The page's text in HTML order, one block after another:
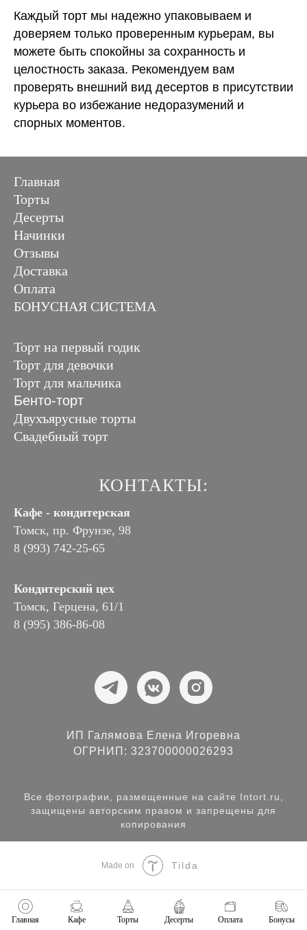
Главная Кафе Торты Десерты Оплата Бонусы
Каждый торт мы надежно упаковываем и
доверяем только проверенным курьерам, вы
можете быть спокойны за сохранность и
целостность заказа. Рекомендуем вам
проверять внешний вид десертов в присутствии
курьера во избежание недоразумений и
спорных моментов.
Главная
Торты
Десерты
Начинки
Отзывы
Доставка
Оплата
БОНУСНАЯ СИСТЕМА
Торт на первый годик
Торт для девочки
Торт для мальчика
Бенто-торт
Двухъярусные торты
Свадебный торт
КОНТАКТЫ:
Кафе - кондитерская
Томск, пр. Фрунзе, 98
8 (993) 742-25-65
Кондитерский цех
Томск, Герцена, 61/1
8 (995) 386-86-08
ИП Галямова Елена Игоревна
ОГРНИП: 323700000026293
Все фотографии, размещенные на сайте Intort.ru,
защищены авторским правом и запрещены для
копирования
Made on Tilda